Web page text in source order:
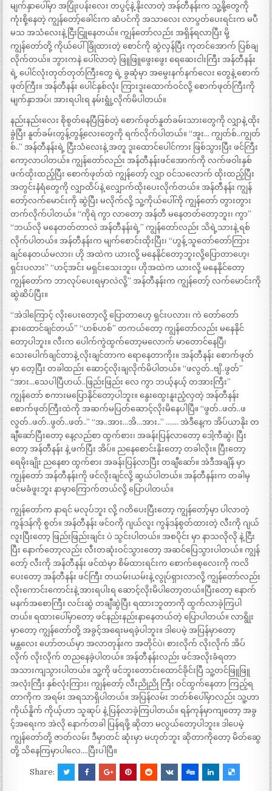
မျက်နှာပေါ်မှာ အပြုံးပန်းလေး တပွင့်နဲ့ နိုးလာတဲ့ အန်တီနန်းက သူ့နို့တွေကို
ကုံးစို့နေတဲ့ ကျွန်တော့်ခေါင်းက ဆံပင်ကို အသာလေး လာပွတ်ပေးရင်းက မပီ
မသ အသံလေးနဲ့ ငြီးငြူနေတယ်။ ကျွန်တော်လည်း အရှိန်ရလာပြီး မို့
ကျွန်တော်တို့ ကိုယ်ပေါ်ခြုံထားတဲ့ စောင်ကို ဆွဲလှန်ပြီး ကုတင်အောက် ပြစ်ချ
လိုက်တယ်။ ဘွားကနဲ ပေါ်လာတဲ့ ဖြူဖြူဖွေးဖွေး ရေဆေးငါးကြီး အန်တီနန်း
ရဲ့ ပေါင်လုံးတုတ်တုတ်ကြီးတွေ ရဲ့ ခွဆုံမှာ အမွေးနက်နက်လေး တွေနဲ့ စောက်
ဖုတ်ကြီး။ အန်တီနန်း ပေါင်နှစ်လုံး ကြားဒူးထောက်ဝင်လို့ စောက်ဖုတ်ကြီးကို
မျက်နှာအပ်၊ အားရပါးရ နမ်းရွုံ့လိုက်မိပါတယ်။
နည်းနည်းလေး စိုစွတ်နေပြီဖြစ်တဲ့ စောက်ဖုတ်နူတ်ခမ်းသားတွေကို လျှာနဲ့ ထိုး
ခွဲပြီး နူတ်ခမ်းတွန့်တွန့်လေးတွေကို ရက်လိုက်ပါတယ်။ “အူး… ကျွတ်စ်..ကျွတ်
စ်..” အန်တီနန်းရဲ့ ငြီးသံလေးနဲ့ အတူ ဒူးထောင်ပေါင်ကား ဖြစ်သွားပြီး ဖင်ကြီး
ကော့လာပါတယ်။ ကျွန်တော်လည်း အန်တီနန်းဖင်အောက်ကို လက်ဖဝါးနှစ်
ဖက်ထိုးထည့်ပြီး စောက်ဖုတ်ထဲ ကျွန်တော့် လျှာ ဝင်သလောက် ထိုးထည့်ပြီး
အတွင်းနံရံတွေကို လျှာထိပ်နဲ့ လျှောက်ထိုးပေးလိုက်တယ်။ အန်တီနန်း ကျွန်
တော့်လက်မောင်းကို ဆွဲပြီး မလိုက်လို့ သူ့ကိုယ်ပေါ်ကို ကျွန်တော် တွားတွား
တက်လိုက်ပါတယ်။ “ကိုရဲ ကွာ လာတော့ အန်တီ မနေတတ်တော့ဘူး၊ ကွာ”
“ဘယ်လို မနေတတ်တာလဲ အန်တီနန်းရဲ့” ကျွန်တော်လည်း သိရဲ့သားနဲ့ ရစ်
လိုက်ပါတယ်။ အန်တီနန်းက မျက်စောင်းထိုးပြီး၊ “ဟွန့် သူတော်တော်ကြား
ချင်နေတယ်မလား၊ ဟို အထဲက ယားလို့ မနေနိုင်တော့ဘူးလို့ပြောတာဟေ့၊
ရှင်းပလား” “ဟင့်အင်း မရှင်းသေးဘူး၊ ဟိုအထဲက ယားလို့ မနေနိုင်တော့
ကျွန်တော်က ဘာလုပ်ပေးရမှာလဲလို့” အန်တီနန်းက ကျွန်တော့် လက်မောင်းကို
ဆွဲဆိပ်ပြီး။
“အဲဒါကြောင့် လိုးပေးတော့လို့ ပြောတာဟေ့ ရှင်းပလား၊ ကဲ တော်တော်
နားထောင်ချင်တယ်” “ဟစ်ဟစ်” တကယ်တော့ ကျွန်တော်လည်း မနေနိုင်
တော့ပါဘူး။ လီးက ပေါက်ကွဲထွက်တော့မလောက် မာတောင်နေပြီ၊
သေးပေါက်ချင်တာနဲ့ လိုးချင်တာက ရောနေတာကိုး။ အန်တီနန်း စောက်ဖုတ်
မှာ တေ့ပြီး တခါထည်း ဆောင့်လိုးချလိုက်မိပါတယ်။ “ဖလွတ်..ဗျိ..ဖွတ်”
“အား…သေပါပြီဟယ်..ဖြည်းဖြည်း လေ ကွာ ဘယ့်နယ့် တအားကြီး”
ကျွန်တော် စကားမပြောနိုင်တော့ပါဘူး။ နွေးထွေးနူးညံ့လှတဲ့ အန်တီနန်း
စောက်ဖုတ်ကြီးထဲကို အဆက်မပြတ်ဆောင့်လိုးမိနေပါပြီ။ “ဖွတ်..ဖတ်..ဖ
လွတ်..ဖတ်..ဖွတ်..ဖတ်..” “အ..အား…အိ…အား..” ……. အဲဒီနေ့က အိပ်ယာနိုး တ
ချီဆော်ပြီးတော့ နေ့လည်စာ ထွက်စား၊ အခန်းပြန်လာတော့ ဒေါ့ကီဆွဲ၊ ပြီး
တော့ အန်တီနန်း နဲ့ ဖက်ပြီး အိပ်။ ညနေစောင်းနိုးတော့ တခါလိုး။ ပြီးတော့
ရေမိုးချိုး ညနေစာ ထွက်စား အခန်းပြန်လာပြီး တချီဆော်။ အဲဒီအချိန် မှာ
ကျွန်တော် အန်တီနန်းကို ဖင်လိုးချင်လို့ ဆွယ်ပါတယ်။ အန်တီနန်းက တခါမှ
ဖင်မခံဖူးဘူး နာမှာကြောက်တယ်လို့ ပြောပါတယ်။
ကျွန်တော်က နာရင် မလုပ်ဘူး လို့ ဂတိပေးပြီးတော့ ကျွန်တော့်မှာ ပါလာတဲ့
ကွန်ဒန်ကို စွတ်။ အန်တီနန်း ဖင်ဝကို ဂျယ်လူး ကွန်ဒန်စွတ်ထားတဲ့ လီးကို ဂျယ်
လူးပြီးတော့ ဖြည်းဖြည်းချင်း ပဲ သွင်းပါတယ်။ အစပိုင်း မှာ နာသလိုလို နဲ့ ငြီး
ပြီး နောက်တော့လည်း လီးတဆုံးဝင်သွားတော့ အဆင်ပြေသွားပါတယ်။ ကျွန်
တော့် လီးကို အန်တီနန်း ဖင်ထဲမှာ စိမ်ထားရင်းက စောက်စေ့လေးကို ကလိ
ပေးတော့ အန်တီနန်း ဖင်ကြီး တယမ်းယမ်းနဲ့ လွုပ်ရှားလာလို့ ကျွန်တော်လည်း
လိုးကောင်းကောင်းနဲ့ အားရပါးရ ဆောင့်လိုးမိပါတော့တယ်။ပြီးတော့ နောက်
မနက်အစောကြီး လင်းဆွဲ တချီဆွဲပြီး ရထားဘူတာကို ထွက်လာခဲ့ကြပါ
တယ်။ ရထားပေါ်မှာတော့ ဖင်နည်းနည်းနာနေတယ်တဲ့ ပြောပါတယ်။ လာရွိုး
မှာတော့ ကျွန်တော်တို့ အခွင့်အရေးမရခဲ့ပါဘူး။ ဒါပေမဲ့ အပြန်မှာတော့
မန္တလေး ဟော်တယ်မှာ အလာတုန်းက အတိုင်ပဲ၊ စားလိုက် လိုးလိုက် အိပ်
လိုက် လိုးလိုက် တညနေခဲ့ပါတယ်။ အန်တီနန်းလည်း ဖင်အလိုးခံရတာ
အသားကျသွားပါတယ်။ သူ့ကို ဖင်ဘူးတောင်းထောင်ခိုင်းပြီ သူ့တင်ဖြူဖြူ
အလုံးကြီး နှစ်လုံးကြား၊ ကျွန်တော့် လီးညိုညို ကြီး ဝင်ထွက်နေတာ ကြည့်ရ
တာကိုက အရမ်း အရသာရှိပါတယ်။ အပြန်လမ်း ဘတ်စ်ပေါ်မှာလည်း သူ့ဟာ
ကိုယ်နိူက် ကိုယ့်ဟာ သူဆုပ် နဲ့ ပြန်လာခဲ့ကြပါတယ်။ ရန်ကုန်မှာကျတော့ အခွ
င့်အရေးက အဲလို နောက်တခါ ပြန်ရဖို့ ဆိုတာ မလွယ်တော့ပါဘူး။ ဒါပေမဲ့
ကျွန်တော်တို့ ဇာတ်လမ်း ဒီမှာတင် ဆုံးမှာ မဟုတ်ဘူး ဆိုတာကိုတော့ မိတ်ဆွေ
တို့ သိနေကြမှာပါလေ….ပြီးပါပြီ။
Share: